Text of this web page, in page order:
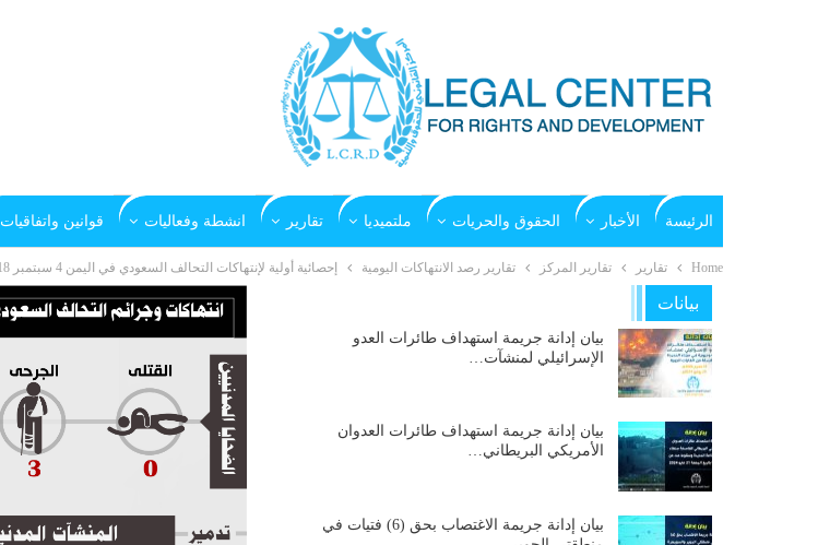
الرئيسة الأخبار الحقوق والحريات ملتميديا تقارير انشطة وفعاليات قوانين واتفاقيات
Home تقارير تقارير المركز تقارير رصد الانتهاكات اليومية إحصائية أولية لإنتهاكات التحالف السعودي في اليمن 4 سبتمبر 2018
بيانات
بيان إدانة جريمة استهداف طائرات العدو
الإسرائيلي لمنشآت…
بيان إدانة جريمة استهداف طائرات العدوان
الأمريكي البريطاني…
بيان إدانة جريمة الاغتصاب بحق (6) فتيات في